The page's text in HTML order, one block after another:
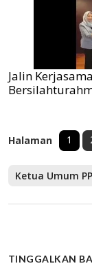
Jalin
Halaman 1
Ketua Umum
TINGGALKAN